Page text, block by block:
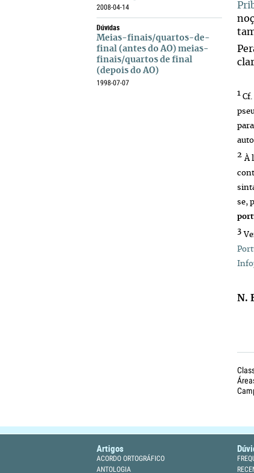
2008-04-14
Dúvidas
Meias-finais/quartos-de-
final (antes do AO) meias-
finais/quartos de final
(depois do AO)
1998-07-07
1
2 À
se,
3
N.
Artigos
ACORDO ORTOGRÁFICO
ANTOLOGIA